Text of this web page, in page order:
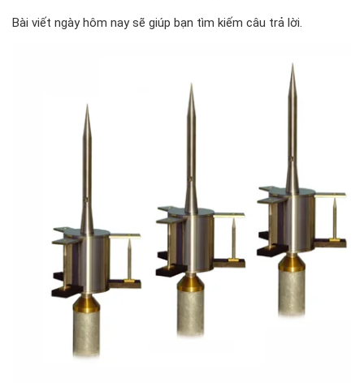
Bài viết ngày hôm nay sẽ giúp bạn tìm kiếm câu trả lời.